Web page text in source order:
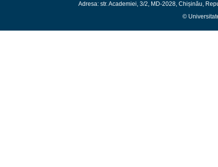
Adresa: str. Academiei, 3/2, MD-2028, Chișinău,
©